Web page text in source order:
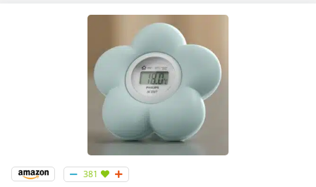
381